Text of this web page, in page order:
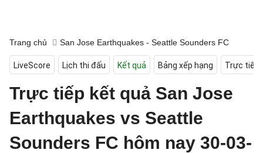
Trang chủ San Jose Earthquakes - Seattle Sounders FC
LiveScore Lịch thi đấu Kết quả Bảng xếp hạng Trực tiếp
Trực tiếp kết quả San Jose
Earthquakes vs Seattle
Sounders FC hôm nay 30-03-